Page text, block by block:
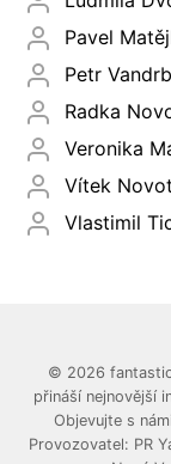
Pavel
Petr
Radka
Veronika
Vítek
Vlastimil
© 2026
přináší nejnovější
Objevujte s
Provozovatel: PR